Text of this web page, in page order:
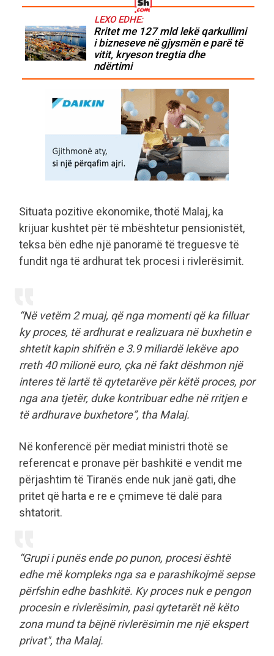
LEXO EDHE:
Rritet me 127 mld lekë qarkullimi
i bizneseve në gjysmën e parë të
vitit, kryeson tregtia dhe
ndërtimi
Situata pozitive ekonomike, thotë Malaj, ka
krijuar kushtet për të mbështetur pensionistët,
teksa bën edhe një panoramë të treguesve të
fundit nga të ardhurat tek procesi i rivlerësimit.
“Në vetëm 2 muaj, që nga momenti që ka filluar
ky proces, të ardhurat e realizuara në buxhetin e
shtetit kapin shifrën e 3.9 miliardë lekëve apo
rreth 40 milionë euro, çka në fakt dëshmon një
interes të lartë të qytetarëve për këtë proces, por
nga ana tjetër, duke kontribuar edhe në rritjen e
të ardhurave buxhetore”, tha Malaj.
Në konferencë për mediat ministri thotë se
referencat e pronave për bashkitë e vendit me
përjashtim të Tiranës ende nuk janë gati, dhe
pritet që harta e re e çmimeve të dalë para
shtatorit.
“Grupi i punës ende po punon, procesi është
edhe më kompleks nga sa e parashikojmë sepse
përfshin edhe bashkitë. Ky proces nuk e pengon
procesin e rivlerësimin, pasi qytetarët në këto
zona mund ta bëjnë rivlerësimin me një ekspert
privat", tha Malaj.